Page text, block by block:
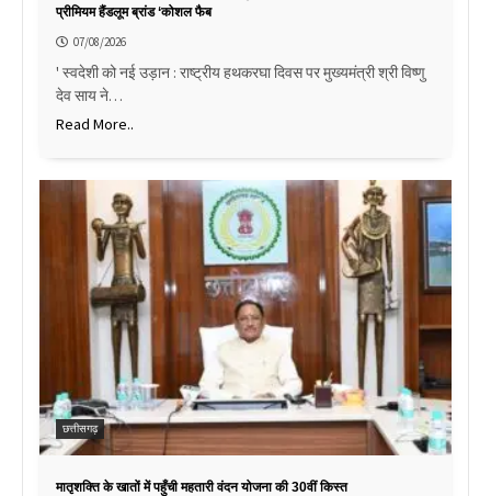
प्रीमियम हैंडलूम ब्रांड ‘कोशल फैब
07/08/2026
' स्वदेशी को नई उड़ान : राष्ट्रीय हथकरघा दिवस पर मुख्यमंत्री श्री विष्णु
देव साय ने…
Read More..
छत्तीसगढ़
मातृशक्ति के खातों में पहुँची महतारी वंदन योजना की 30वीं किस्त